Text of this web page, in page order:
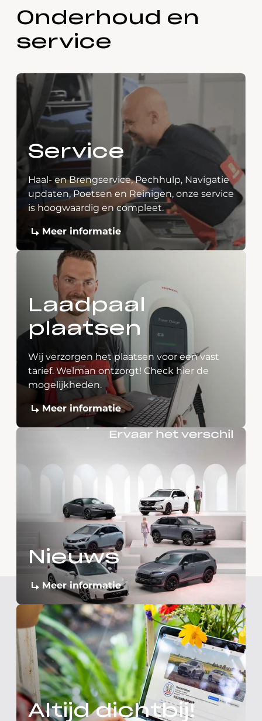
Onderhoud en
service
Service
Haal- en Brengservice, Pechhulp, Navigatie
updaten, Poetsen en Reinigen, onze service
is hoogwaardig en compleet.
Meer informatie
Laadpaal
plaatsen
Wij verzorgen het plaatsen voor een vast
tarief. Welman ontzorgt! Check hier de
mogelijkheden.
Meer informatie
Nieuws
Meer informatie
Altijd dichtbij!